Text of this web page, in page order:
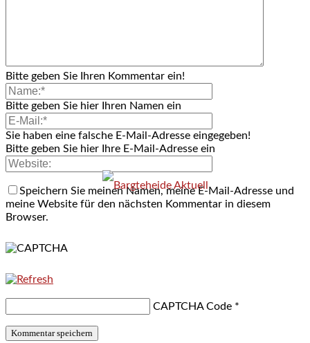
Bitte geben Sie Ihren Kommentar ein!
Bitte geben Sie hier Ihren Namen ein
Sie haben eine falsche E-Mail-Adresse eingegeben!
Bitte geben Sie hier Ihre E-Mail-Adresse ein
Speichern Sie meinen Namen, meine E-Mail-Adresse und
meine Website für den nächsten Kommentar in diesem
Browser.
CAPTCHA Code *